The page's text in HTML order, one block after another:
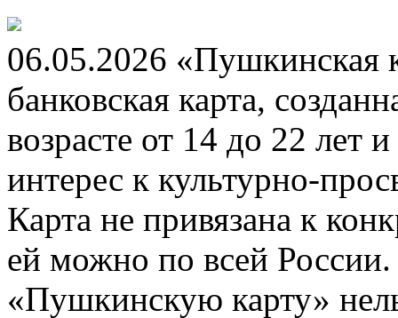
06.05.2026 «Пушкинская
банковская карта,
возрасте от 14 до 22 лет
интерес к культурно-
Карта не привязана к
ей можно по всей
«Пушкинскую карту»